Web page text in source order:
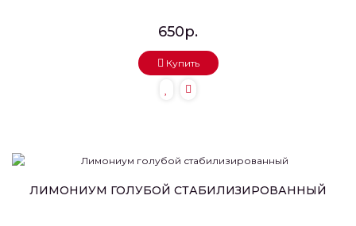
650р.
Купить
ЛИМОНИУМ ГОЛУБОЙ СТАБИЛИЗИРОВАННЫЙ